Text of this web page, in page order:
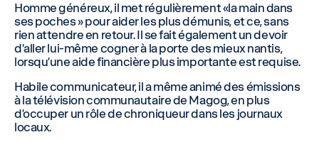
Homme généreux, il met régulièrement «la main dans
ses poches » pour aider les plus démunis, et ce, sans
rien attendre en retour. Il se fait également un devoir
d’aller lui-même cogner à la porte des mieux nantis,
lorsqu’une aide financière plus importante est requise.
Habile communicateur, il a même animé des émissions
à la télévision communautaire de Magog, en plus
d’occuper un rôle de chroniqueur dans les journaux
locaux.